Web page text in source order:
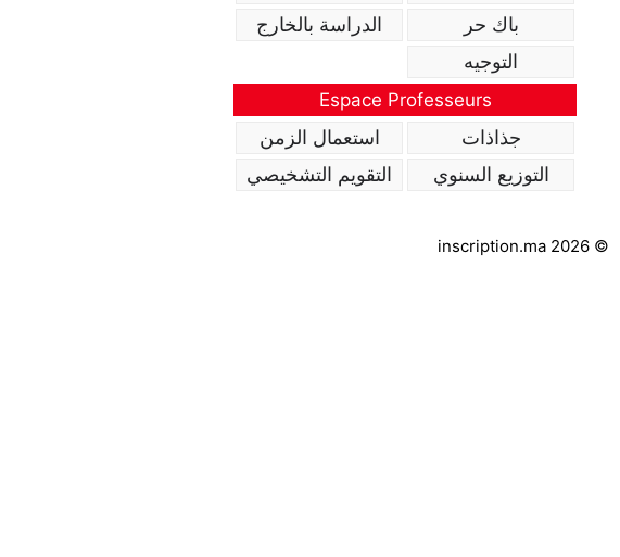
باك حر
الدراسة بالخارج
التوجيه
Espace Professeurs
جذاذات
استعمال الزمن
التوزيع السنوي
التقويم التشخيصي
inscription.ma 2026 ©